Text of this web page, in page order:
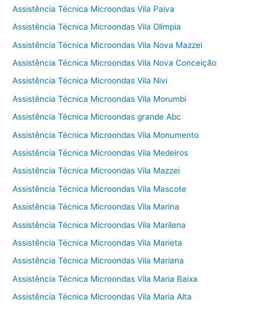
Assistência Técnica Microondas Vila Paiva
Assistência Técnica Microondas Vila Olímpia
Assistência Técnica Microondas Vila Nova Mazzei
Assistência Técnica Microondas Vila Nova Conceição
Assistência Técnica Microondas Vila Nivi
Assistência Técnica Microondas Vila Morumbi
Assistência Técnica Microondas grande Abc
Assistência Técnica Microondas Vila Monumento
Assistência Técnica Microondas Vila Medeiros
Assistência Técnica Microondas Vila Mazzei
Assistência Técnica Microondas Vila Mascote
Assistência Técnica Microondas Vila Marina
Assistência Técnica Microondas Vila Marilena
Assistência Técnica Microondas Vila Marieta
Assistência Técnica Microondas Vila Mariana
Assistência Técnica Microondas Vila Maria Baixa
Assistência Técnica Microondas Vila Maria Alta